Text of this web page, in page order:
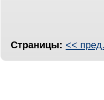
Страницы: <<